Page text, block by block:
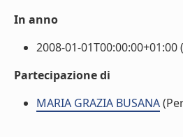
In anno
2008-01-01T00:00:00+01:00
Partecipazione di
MARIA GRAZIA BUSANA